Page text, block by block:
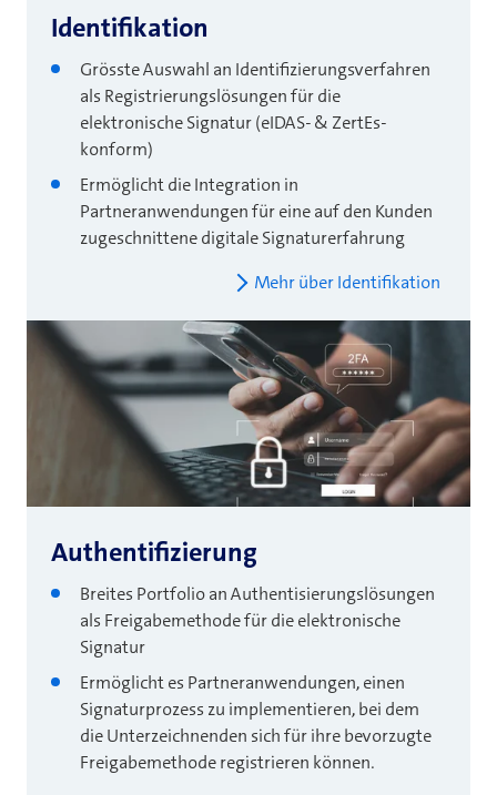
Identifikation
Grösste Auswahl an Identifizierungsverfahren
als Registrierungslösungen für die
elektronische Signatur (eIDAS- & ZertEs-
konform)
Ermöglicht die Integration in
Partneranwendungen für eine auf den Kunden
zugeschnittene digitale Signaturerfahrung
Mehr über Identifikation
Authentifizierung
Breites Portfolio an Authentisierungslösungen
als Freigabemethode für die elektronische
Signatur
Ermöglicht es Partneranwendungen, einen
Signaturprozess zu implementieren, bei dem
die Unterzeichnenden sich für ihre bevorzugte
Freigabemethode registrieren können.